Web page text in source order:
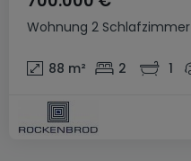
Wohnung 2 Schlafzimmer
88 m² 2 1